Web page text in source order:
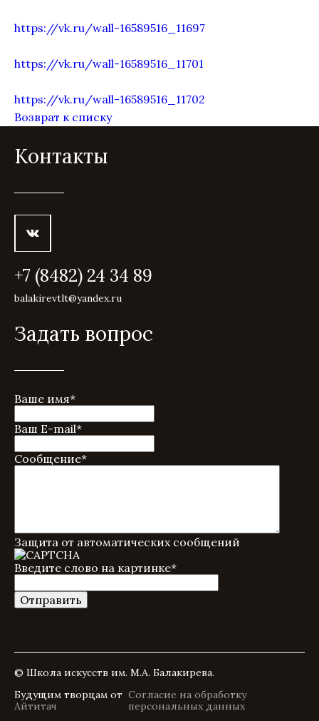
https://vk.ru/wall-16589516_11697
https://vk.ru/wall-16589516_11701
https://vk.ru/wall-16589516_11702
Возврат к списку
Контакты
+7 (8482) 24 34 89
balakirevtlt@yandex.ru
Задать вопрос
Ваше имя*
Ваш E-mail*
Сообщение*
Защита от автоматических сообщений
Введите слово на картинке*
© Школа искусств им. М.А. Балакирева.
Будущим творцам от
Айтитач
Согласие на обработку
персональных данных